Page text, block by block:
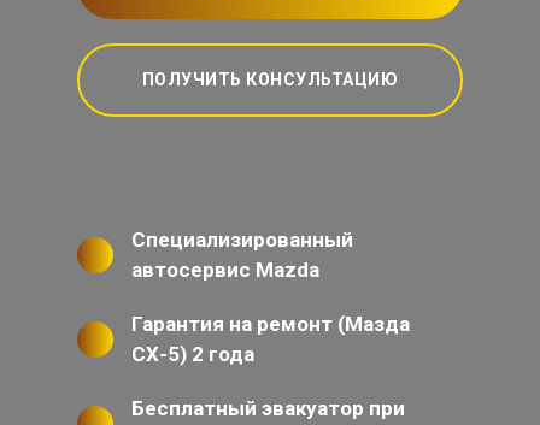
ПОЛУЧИТЬ КОНСУЛЬТАЦИЮ
Специализированный
автосервис Mazda
Гарантия на ремонт (Мазда
СХ-5) 2 года
Бесплатный эвакуатор при